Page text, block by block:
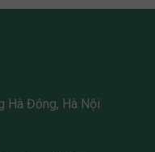
Hà Đông, Hà Nội